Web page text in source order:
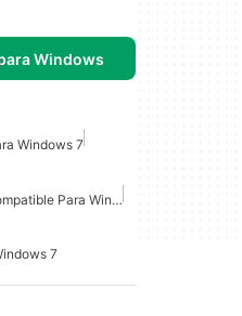
Windows
Windows 7
Microsoft Office Compatible Para Windows 7
7